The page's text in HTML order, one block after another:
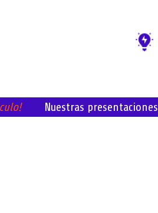
Nuestras presentaciones